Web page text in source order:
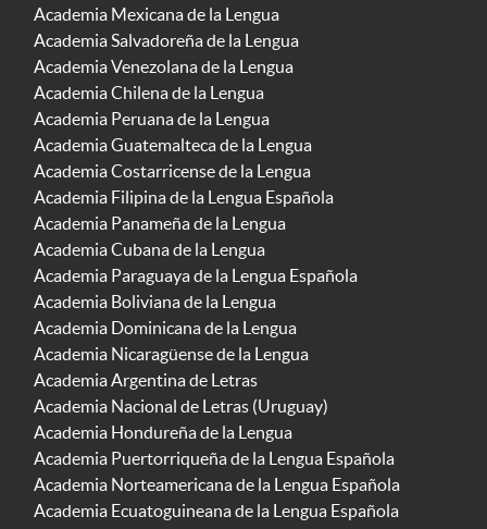
Academia Mexicana de la Lengua
Academia Salvadoreña de la Lengua
Academia Venezolana de la Lengua
Academia Chilena de la Lengua
Academia Peruana de la Lengua
Academia Guatemalteca de la Lengua
Academia Costarricense de la Lengua
Academia Filipina de la Lengua Española
Academia Panameña de la Lengua
Academia Cubana de la Lengua
Academia Paraguaya de la Lengua Española
Academia Boliviana de la Lengua
Academia Dominicana de la Lengua
Academia Nicaragüense de la Lengua
Academia Argentina de Letras
Academia Nacional de Letras (Uruguay)
Academia Hondureña de la Lengua
Academia Puertorriqueña de la Lengua Española
Academia Norteamericana de la Lengua Española
Academia Ecuatoguineana de la Lengua Española